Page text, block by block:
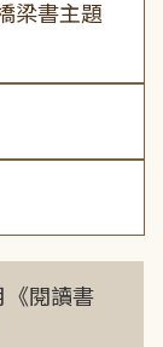
梁書主題
《閱讀書